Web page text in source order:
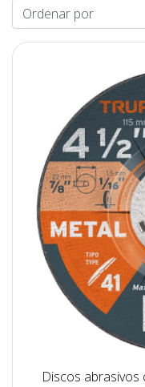
Discos abrasivos